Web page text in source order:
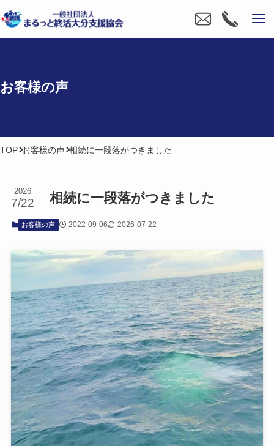
お客様の​声
TOP お客様の声 相続に一段落がつきました
相続に​一段落が​つきました
2026
7/22
お客様の声 2022-09-06 2026-07-22